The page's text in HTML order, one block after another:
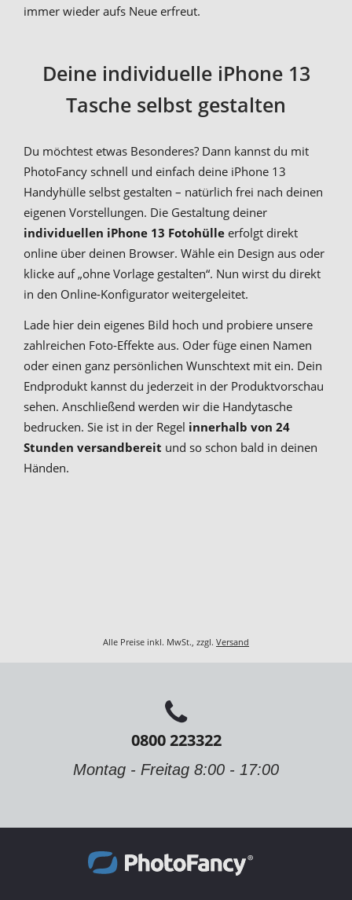
immer wieder aufs Neue erfreut.
Deine individuelle iPhone 13
Tasche selbst gestalten
Du möchtest etwas Besonderes? Dann kannst du mit
PhotoFancy schnell und einfach deine iPhone 13
Handyhülle selbst gestalten – natürlich frei nach deinen
eigenen Vorstellungen. Die Gestaltung deiner
individuellen iPhone 13 Fotohülle erfolgt direkt
online über deinen Browser. Wähle ein Design aus oder
klicke auf „ohne Vorlage gestalten“. Nun wirst du direkt
in den Online-Konfigurator weitergeleitet.
Lade hier dein eigenes Bild hoch und probiere unsere
zahlreichen Foto-Effekte aus. Oder füge einen Namen
oder einen ganz persönlichen Wunschtext mit ein. Dein
Endprodukt kannst du jederzeit in der Produktvorschau
sehen. Anschließend werden wir die Handytasche
bedrucken. Sie ist in der Regel innerhalb von 24
Stunden versandbereit und so schon bald in deinen
Händen.
Alle Preise inkl. MwSt., zzgl. Versand
0800 223322
Montag - Freitag 8:00 - 17:00